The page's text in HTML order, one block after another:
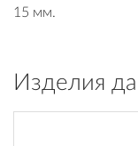
15 мм.
Изделия